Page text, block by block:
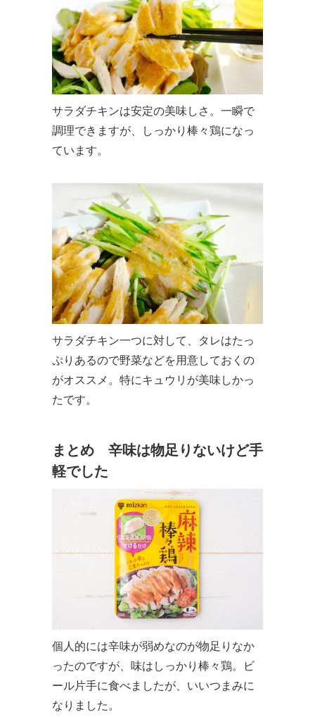
サラダチキンは安定の美味しさ。一瞬で
調理できますが、しっかり棒々鶏になっ
ています。
サラダチキン一つに対して、タレはたっ
ぷりあるので野菜などを用意しておくの
がオススメ。特にキュウリが美味しかっ
たです。
まとめ 辛味は物足りないけど手
軽でした
個人的には辛味が弱めなのが物足りなか
ったのですが、味はしっかり棒々鶏。ビ
ール片手に食べましたが、いいつまみに
なりました。